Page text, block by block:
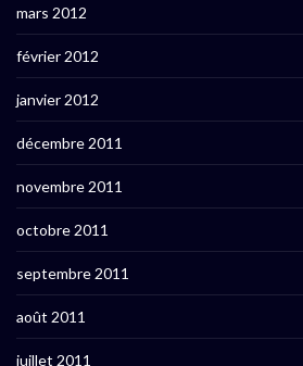
mars 2012
février 2012
janvier 2012
décembre 2011
novembre 2011
octobre 2011
septembre 2011
août 2011
juillet 2011